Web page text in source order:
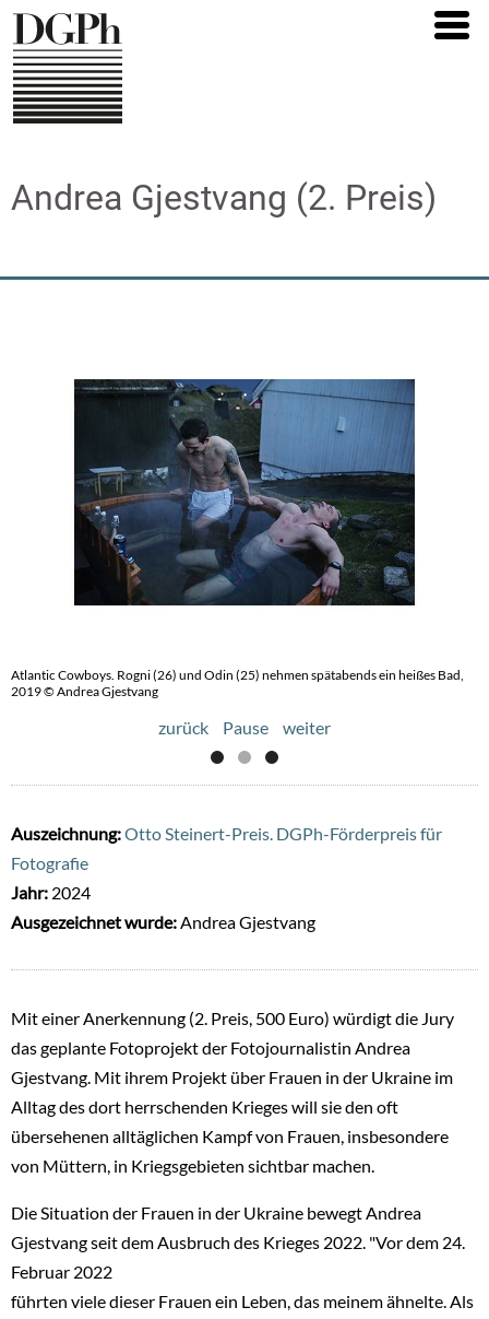
Direkt
zum
Inhalt
Andrea Gjestvang (2. Preis)
Atlantic Cowboys. Rogni (26) und Odin (25) nehmen spätabends ein heißes Bad,
2019 © Andrea Gjestvang
Atlantic Cowboys. Eine Tischlerwerkstatt in der Hauptstadt Tórshavn, 2016. ©
Andrea Gjestvang
zurück Pause weiter
Auszeichnung:Otto Steinert-Preis. DGPh-Förderpreis für
Fotografie
Jahr: 2024
Ausgezeichnet wurde:Andrea Gjestvang
Mit einer Anerkennung (2. Preis, 500 Euro) würdigt die Jury
das geplante Fotoprojekt der Fotojournalistin Andrea
Gjestvang. Mit ihrem Projekt über Frauen in der Ukraine im
Alltag des dort herrschenden Krieges will sie den oft
übersehenen alltäglichen Kampf von Frauen, insbesondere
von Müttern, in Kriegsgebieten sichtbar machen.
Die Situation der Frauen in der Ukraine bewegt Andrea
Gjestvang seit dem Ausbruch des Krieges 2022. "Vor dem 24.
Februar 2022
führten viele dieser Frauen ein Leben, das meinem ähnelte. Als